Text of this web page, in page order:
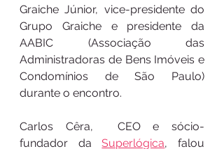
Graiche Júnior, vice-presidente do
Grupo Graiche e presidente da
AABIC (Associação das
Administradoras de Bens Imóveis e
Condomínios de São Paulo)
durante o encontro.
Carlos Cêra,  CEO e sócio-
fundador da Superlógica, falou